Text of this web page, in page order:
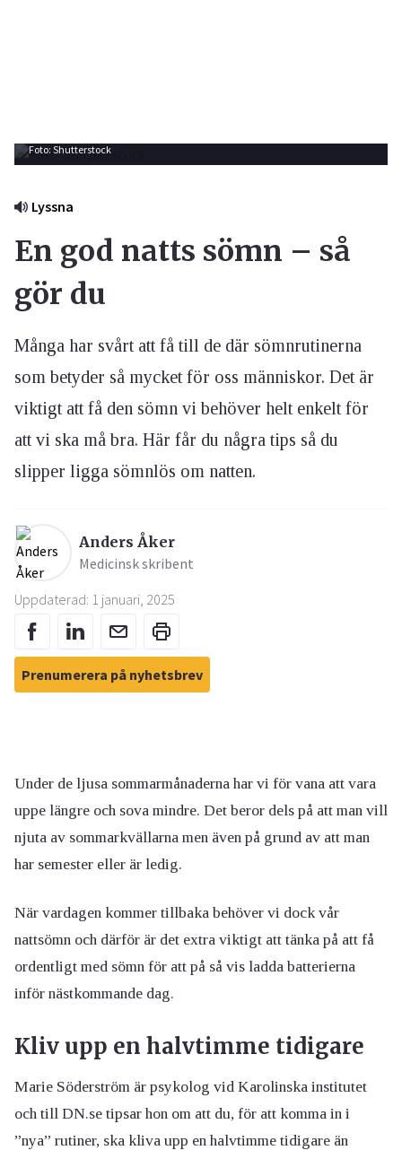
Foto: Shutterstock
Lyssna
En god natts sömn – så
gör du
Många har svårt att få till de där sömnrutinerna
som betyder så mycket för oss människor. Det är
viktigt att få den sömn vi behöver helt enkelt för
att vi ska må bra. Här får du några tips så du
slipper ligga sömnlös om natten.
Anders Åker
Medicinsk skribent
Uppdaterad: 1 januari, 2025
Prenumerera på nyhetsbrev
Under de ljusa sommarmånaderna har vi för vana att vara
uppe längre och sova mindre. Det beror dels på att man vill
njuta av sommarkvällarna men även på grund av att man
har semester eller är ledig.
När vardagen kommer tillbaka behöver vi dock vår
nattsömn och därför är det extra viktigt att tänka på att få
ordentligt med sömn för att på så vis ladda batterierna
inför nästkommande dag.
Kliv upp en halvtimme tidigare
Marie Söderström är psykolog vid Karolinska institutet
och till DN.se tipsar hon om att du, för att komma in i
”nya” rutiner, ska kliva upp en halvtimme tidigare än